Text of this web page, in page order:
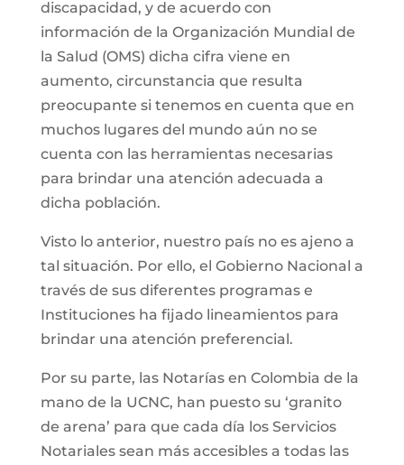
discapacidad, y de acuerdo con
información de la Organización Mundial de
la Salud (OMS) dicha cifra viene en
aumento, circunstancia que resulta
preocupante si tenemos en cuenta que en
muchos lugares del mundo aún no se
cuenta con las herramientas necesarias
para brindar una atención adecuada a
dicha población.
Visto lo anterior, nuestro país no es ajeno a
tal situación. Por ello, el Gobierno Nacional a
través de sus diferentes programas e
Instituciones ha fijado lineamientos para
brindar una atención preferencial.
Por su parte, las Notarías en Colombia de la
mano de la UCNC, han puesto su ‘granito
de arena’ para que cada día los Servicios
Notariales sean más accesibles a todas las